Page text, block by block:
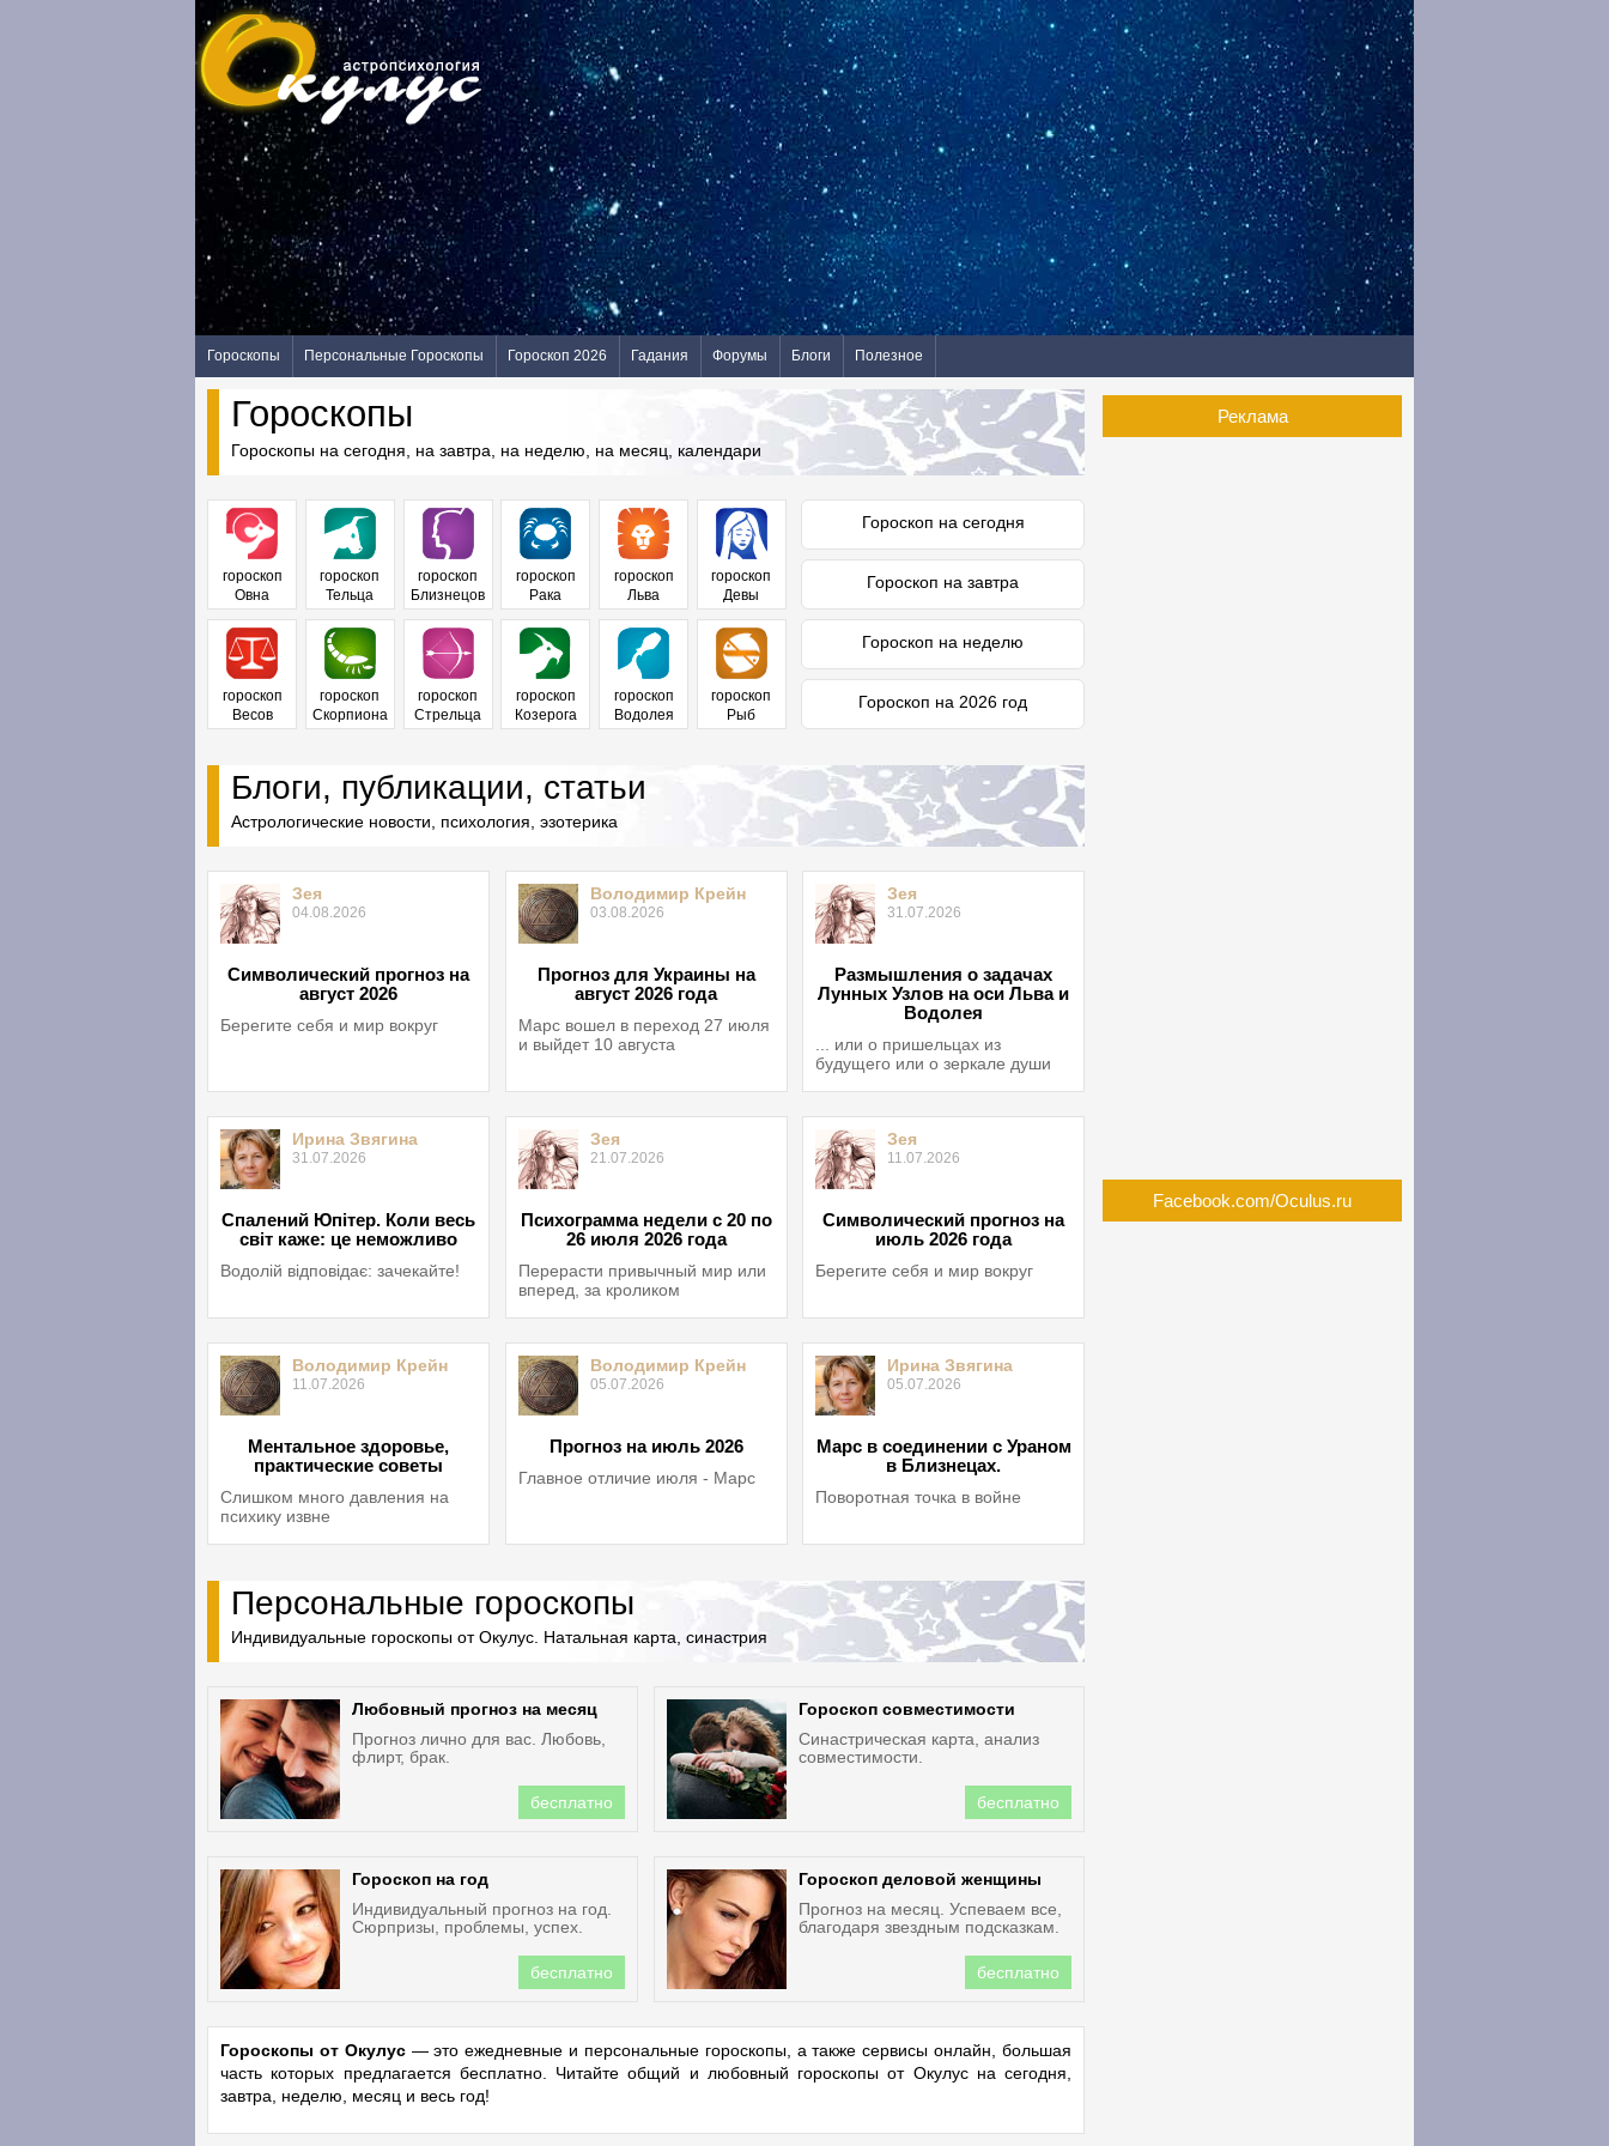
Гороскопы Персональные Гороскопы Гороскоп 2026 Гадания Форумы Блоги Полезное
Гороскопы
Гороскопы на сегодня, на завтра, на неделю, на месяц, календари
гороскоп
Овна
гороскоп
Тельца
гороскоп
Близнецов
гороскоп
Рака
гороскоп
Льва
гороскоп
Девы
гороскоп
Весов
гороскоп
Скорпиона
гороскоп
Стрельца
гороскоп
Козерога
гороскоп
Водолея
гороскоп
Рыб
Гороскоп на сегодня
Гороскоп на завтра
Гороскоп на неделю
Гороскоп на 2026 год
Блоги, публикации, статьи
Астрологические новости, психология, эзотерика
Зея
04.08.2026
Символический прогноз на
август 2026
Берегите себя и мир вокруг
Володимир Крейн
03.08.2026
Прогноз для Украины на
август 2026 года
Марс вошел в переход 27 июля
и выйдет 10 августа
Зея
31.07.2026
Размышления о задачах
Лунных Узлов на оси Льва и
Водолея
... или о пришельцах из
будущего или о зеркале души
Ирина Звягина
31.07.2026
Спалений Юпітер. Коли весь
світ каже: це неможливо
Водолій відповідає: зачекайте!
Зея
21.07.2026
Психограмма недели с 20 по
26 июля 2026 года
Перерасти привычный мир или
вперед, за кроликом
Зея
11.07.2026
Символический прогноз на
июль 2026 года
Берегите себя и мир вокруг
Володимир Крейн
11.07.2026
Ментальное здоровье,
практические советы
Слишком много давления на
психику извне
Володимир Крейн
05.07.2026
Прогноз на июль 2026
Главное отличие июля - Марс
Ирина Звягина
05.07.2026
Марс в соединении с Ураном
в Близнецах.
Поворотная точка в войне
Персональные гороскопы
Индивидуальные гороскопы от Окулус. Натальная карта, синастрия
Любовный прогноз на месяц
Прогноз лично для вас. Любовь,
флирт, брак.
бесплатно
Гороскоп совместимости
Синастрическая карта, анализ
совместимости.
бесплатно
Гороскоп на год
Индивидуальный прогноз на год.
Сюрпризы, проблемы, успех.
бесплатно
Гороскоп деловой женщины
Прогноз на месяц. Успеваем все,
благодаря звездным подсказкам.
бесплатно
Гороскопы от Окулус— это ежедневные и персональные гороскопы, а также сервисы онлайн, большая
часть которых предлагается бесплатно. Читайте общий и любовный гороскопы от Окулус на сегодня,
завтра, неделю, месяц и весь год!
Реклама
Facebook.com/Oculus.ru